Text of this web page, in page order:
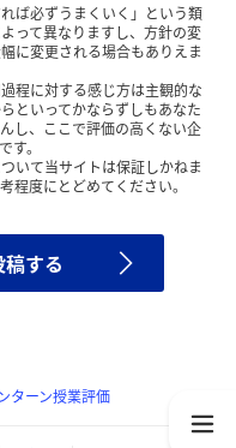
ば必ずうまくいく」という類
って異なりますし、方針の変
に変更される場合もありえま
程に対する感じ方は主観的な
といってかならずしもあなた
し、ここで評価の高くない企
。
いて当サイトは保証しかねま
程度にとどめてください。
する
ターン授業評価